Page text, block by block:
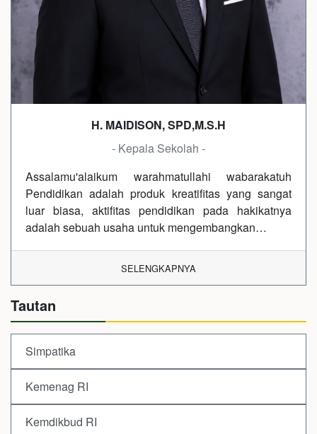
H. MAIDISON, SPD,M.S.H
- Kepala Sekolah -
Assalamu'alaikum warahmatullahi wabarakatuh
Pendidikan adalah produk kreatifitas yang sangat
luar biasa, aktifitas pendidikan pada hakikatnya
adalah sebuah usaha untuk mengembangkan…
SELENGKAPNYA
Tautan
Simpatika
Kemenag RI
Kemdikbud RI